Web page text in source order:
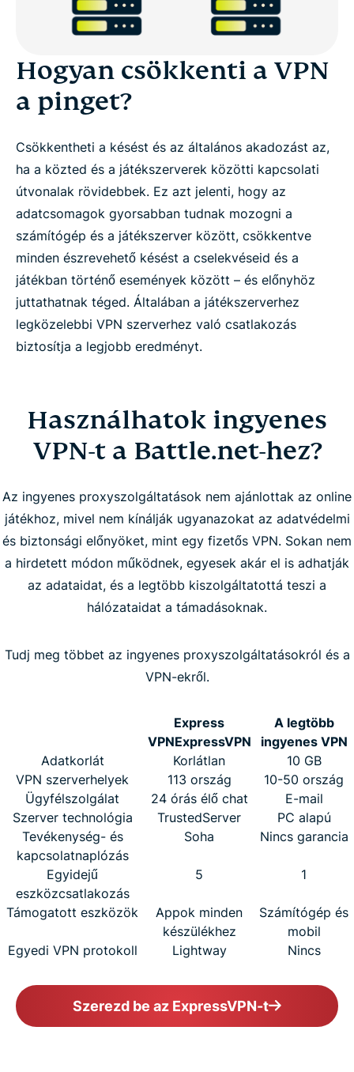
Hogyan csökkenti a VPN
a pinget?
Csökkentheti a késést és az általános akadozást az,
ha a közted és a játékszerverek közötti kapcsolati
útvonalak rövidebbek. Ez azt jelenti, hogy az
adatcsomagok gyorsabban tudnak mozogni a
számítógép és a játékszerver között, csökkentve
minden észrevehető késést a cselekvéseid és a
játékban történő események között – és előnyhöz
juttathatnak téged. Általában a játékszerverhez
legközelebbi VPN szerverhez való csatlakozás
biztosítja a legjobb eredményt.
Használhatok ingyenes
VPN-t a Battle.net-hez?
Az ingyenes proxyszolgáltatások nem ajánlottak az online
játékhoz, mivel nem kínálják ugyanazokat az adatvédelmi
és biztonsági előnyöket, mint egy fizetős VPN. Sokan nem
a hirdetett módon működnek, egyesek akár el is adhatják
az adataidat, és a legtöbb kiszolgáltatottá teszi a
hálózataidat a támadásoknak.
Tudj meg többet az ingyenes proxyszolgáltatásokról és a
VPN-ekről.
Express
VPNExpressVPN
A legtöbb
ingyenes VPN
Adatkorlát
Korlátlan
10 GB
VPN szerverhelyek
113 ország
10-50 ország
Ügyfélszolgálat
24 órás élő chat
E-mail
Szerver technológia
TrustedServer
PC alapú
Tevékenység- és
kapcsolatnaplózás
Soha Nincs garancia
Egyidejű
eszközcsatlakozás
5 1
Támogatott eszközök
Appok minden
készülékhez
Számítógép és
mobil
Egyedi VPN protokoll
Lightway Nincs
Szerezd be az ExpressVPN-t